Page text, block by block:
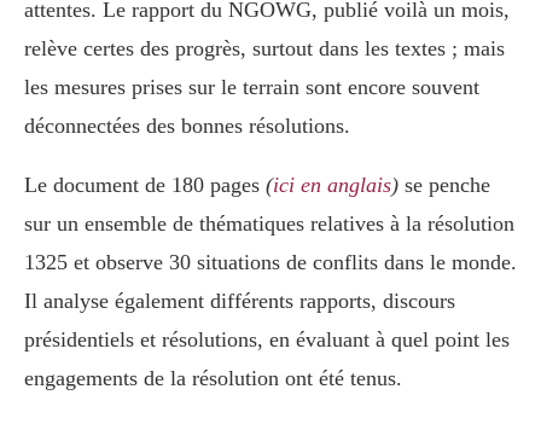
attentes. Le rapport du NGOWG, publié voilà un mois,
relève certes des progrès, surtout dans les textes ; mais
les mesures prises sur le terrain sont encore souvent
déconnectées des bonnes résolutions.
Le document de 180 pages (ici en anglais) se penche
sur un ensemble de thématiques relatives à la résolution
1325 et observe 30 situations de conflits dans le monde.
Il analyse également différents rapports, discours
présidentiels et résolutions, en évaluant à quel point les
engagements de la résolution ont été tenus.